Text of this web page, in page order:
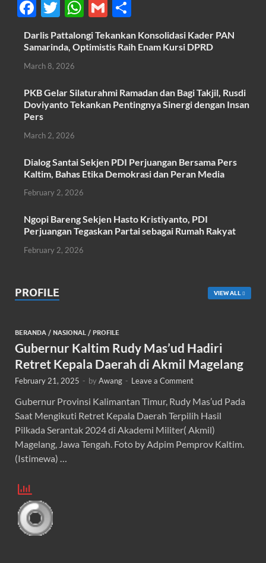
F
ac
e
b
o
o
k
T
w
itt
er
W
h
at
A
p
G
m
ail
h
ar
Darlis Pattalongi Tekankan Konsolidasi Kader PAN
Samarinda, Optimistis Raih Enam Kursi DPRD
March 8, 2026
PKB Gelar Silaturahmi Ramadan dan Bagi Takjil, Rusdi
Doviyanto Tekankan Pentingnya Sinergi dengan Insan
Pers
March 2, 2026
Dialog Santai Sekjen PDI Perjuangan Bersama Pers
Kaltim, Bahas Etika Demokrasi dan Peran Media
February 2, 2026
Ngopi Bareng Sekjen Hasto Kristiyanto, PDI
Perjuangan Tegaskan Partai sebagai Rumah Rakyat
February 2, 2026
PROFILE VIEW ALL
BERANDA / NASIONAL / PROFILE
Gubernur Kaltim Rudy Mas’ud Hadiri
Retret Kepala Daerah di Akmil Magelang
February 21, 2025 - byAwang - Leave a Comment
Gubernur Provinsi Kalimantan Timur, Rudy Mas’ud Pada
Saat Mengikuti Retret Kepala Daerah Terpilih Hasil
Pilkada Serantak 2024 di Akademi Militer( Akmil)
Magelang, Jawa Tengah. Foto by Adpim Pemprov Kaltim.
(Istimewa) …